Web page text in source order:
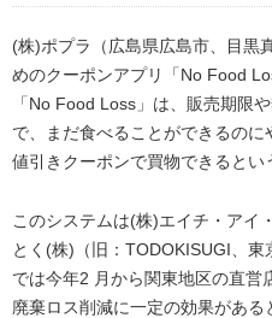
(株)ポプラ（広島県広島市、目黒
めのクーポンアプリ「No Food
「No Food Loss」は、販売期限
で、まだ食べることができるの
値引きクーポンで買物できるとい
このシステムは(株)エイチ・アイ
とく(株)（旧：TODOKISUGI、
では今年2 月から関東地区の直営
廃棄ロス削減に一定の効果がある